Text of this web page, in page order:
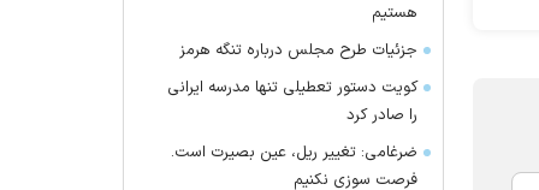
هستیم
جزئیات طرح مجلس درباره تنگه هرمز
کویت دستور تعطیلی تنها مدرسه ایرانی
را صادر کرد
ضرغامی: تغییر ریل، عین بصیرت است.
فرصت سوزی نکنیم